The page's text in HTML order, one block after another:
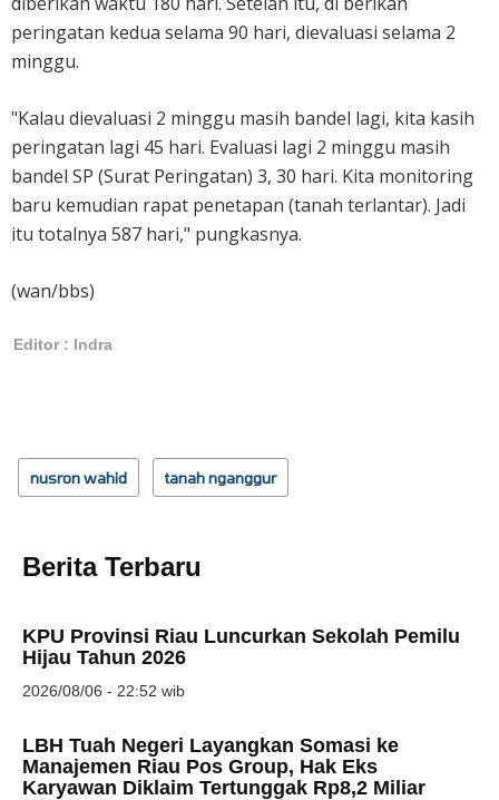
peringatan kedua selama 90 hari, dievaluasi selama 2
minggu.
"Kalau dievaluasi 2 minggu masih bandel lagi, kita kasih
peringatan lagi 45 hari. Evaluasi lagi 2 minggu masih
bandel SP (Surat Peringatan) 3, 30 hari. Kita monitoring
baru kemudian rapat penetapan (tanah terlantar). Jadi
itu totalnya 587 hari," pungkasnya.
(wan/bbs)
Editor : Indra
nusron wahid tanah nganggur
Berita Terbaru
KPU Provinsi Riau Luncurkan Sekolah Pemilu
Hijau Tahun 2026
2026/08/06 - 22:52 wib
LBH Tuah Negeri Layangkan Somasi ke
Manajemen Riau Pos Group, Hak Eks
Karyawan Diklaim Tertunggak Rp8,2 Miliar